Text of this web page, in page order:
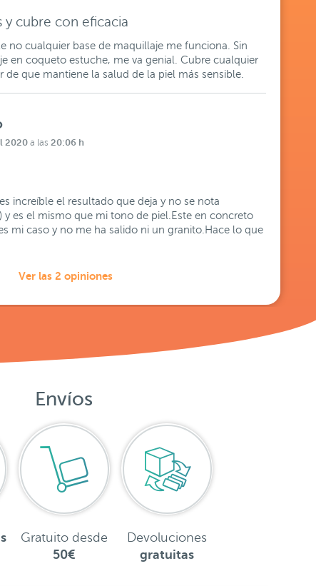
y cubre con eficacia
no cualquier base de maquillaje me funciona. Sin
en coqueto estuche, me va genial. Cubre cualquier
que mantiene la salud de la piel más sensible.
2020 a las 20:06 h
increíble el resultado que deja y no se nota
y es el mismo que mi tono de piel.Este en concreto
mi caso y no me ha salido ni un granito.Hace lo que
Ver las 2 opiniones
Envíos
Gratuito desde
50€
Devoluciones
gratuitas